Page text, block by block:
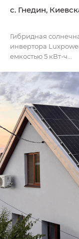
с. Гнедин,
Гибридная
инвертора
емкостью 5 кВт-ч...